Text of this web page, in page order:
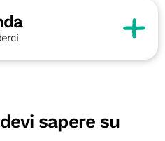
sapere su